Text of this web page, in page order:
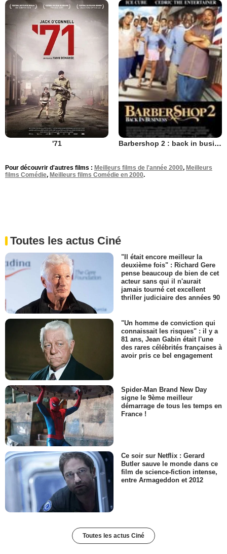
'71 Barbershop 2 : back in business
Pour découvrir d'autres films : Meilleurs films de l'année 2000, Meilleurs
films Comédie, Meilleurs films Comédie en 2000.
Toutes les actus Ciné
"Il était encore meilleur la
deuxième fois" : Richard Gere
pense beaucoup de bien de cet
acteur sans qui il n'aurait
jamais tourné cet excellent
thriller judiciaire des années 90
"Un homme de conviction qui
connaissait les risques" : il y a
81 ans, Jean Gabin était l'une
des rares célébrités françaises à
avoir pris ce bel engagement
Spider-Man Brand New Day
signe le 9ème meilleur
démarrage de tous les temps en
France !
Ce soir sur Netflix : Gerard
Butler sauve le monde dans ce
film de science-fiction intense,
entre Armageddon et 2012
Toutes les actus Ciné